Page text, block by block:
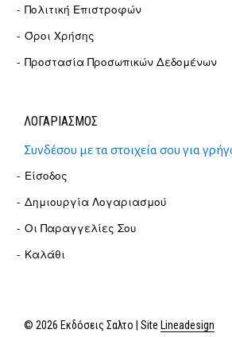
Πολιτική Επιστροφών
Όροι Χρήσης
Προστασία Προσωπικών Δεδομένων
ΛΟΓΑΡΙΑΣΜΟΣ
Συνδέσου με τα στοιχεία σου για
Είσοδος
Δημιουργία Λογαριασμού
Οι Παραγγελίες Σου
Καλάθι
© 2026 Εκδόσεις Σαλτο | Site Lineadesign